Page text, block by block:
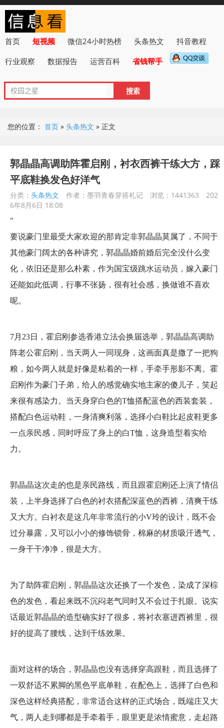
首页 短视频 微信24小时热榜 头条热文
抖音教程
行业观察
数据报告 运营百科 省钱帮手
您的位置： 首页 » 头条热文 » 正文
郭晶晶高调助阵霍启刚，衬衣西裤干练大方，踩
平底鞋换发色好洋气
分类： 头条热文 作者：墨羽青春穿搭札记 浏览：1441363
202
6年8月6日 18:08
"
要说豪门里最受大家欢迎的那肯定非郭晶晶莫属了，不同于
其他豪门阔太的各种讲究，郭晶晶婚前婚后完全没什么变
化，依旧还是那么朴素，作为国宝级跳水运动员，嫁入豪门
还能如此低调，行事不张扬，很有社会感，换做谁不喜欢
呢。
7月23日，霍启刚参选香港立法会换届选举，郭晶晶高调助
阵老公霍启刚，当天两人一同现身，这画面真是撒了一把狗
粮，如今两人就是好像是粘着的一样，手牵手形影不离。霍
启刚作为豪门子弟，给人的感觉确实地主家的傻儿子，笑起
来很有感染力。当天身穿白色的T恤搭配蓝色的西装套装，
搭配白色运动鞋，一身清爽利落，选择小白鞋比起皮鞋更多
一点亲民感，同时呼应了身上的白T恤，这身造型着实给
力。
郭晶晶这次走的也是亲民路线，而且跟霍启刚还上演了情侣
装，上半身选择了白色的衬衣搭配深蓝色的西裤，清爽干练
又大方。白衬衣是这几年非常流行的小V玲的设计，既不会
过分暴露，又可以小小的修饰锁骨，棉麻的材质吸汗透气，
一身干干净净，很是大方。
为了助阵霍启刚，郭晶晶这次还换了一个发色，染成了深棕
色的发色，看起来既不沉闷老气同时又不会过于扎眼。说实
话最近郭晶晶的造型确实好了很多，将衬衣塞进西裤里，很
好的提高了腰线，达到干练效果。
面对这样的场合，郭晶晶也没有选择穿高跟鞋，而且选择了
一双舒适不累脚的黑色平底单鞋，在配色上，选择了白色和
深色这样经典搭配，非常适合这样的正式场合，既端庄又大
气，两人走到哪都是手牵着手，眼里更是浓情蜜意，走起路